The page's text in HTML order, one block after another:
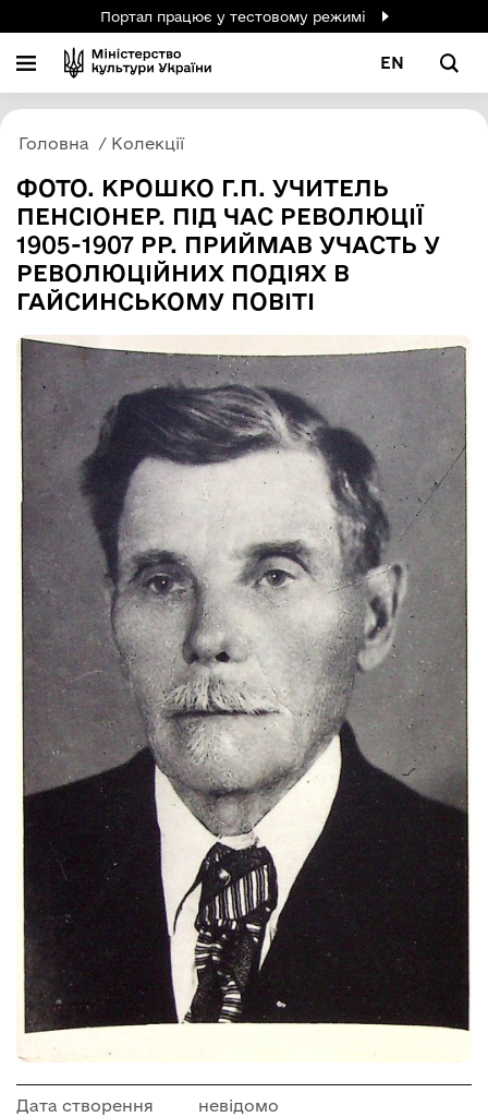
Портал працює у тестовому режимі
EN
Головна Колекції
ФОТО. КРОШКО Г.П. УЧИТЕЛЬ
ПЕНСІОНЕР. ПІД ЧАС РЕВОЛЮЦІЇ
1905-1907 РР. ПРИЙМАВ УЧАСТЬ У
РЕВОЛЮЦІЙНИХ ПОДІЯХ В
ГАЙСИНСЬКОМУ ПОВІТІ
Дата створення невідомо